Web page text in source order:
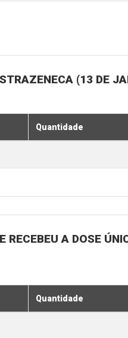
(13 DE
Quantidade
A DOSE
Quantidade